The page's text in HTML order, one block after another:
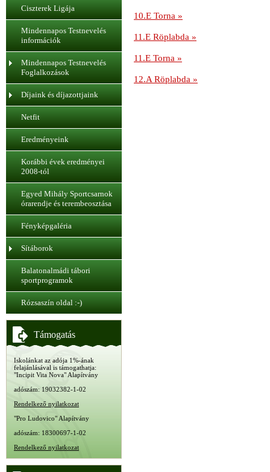
Ciszterek Ligája
Mindennapos Testnevelés
információk
Mindennapos Testnevelés
Foglalkozások
Díjaink és díjazottjaink
Netfit
Eredményeink
Korábbi évek eredményei
2008-tól
Egyed Mihály Sportcsarnok
órarendje és terembeosztása
Fényképgaléria
Sítáborok
Balatonalmádi tábori
sportprogramok
Rózsaszín oldal :-)
Támogatás
Iskolánkat az adója 1%-ának
felajánlásával is támogathatja:
"Incipit Vita Nova" Alapítvány
adószám: 19032382-1-02
Rendelkező nyilatkozat
"Pro Ludovico" Alapítvány
adószám: 18300697-1-02
Rendelkező nyilatkozat
10.E Torna »
11.E Röplabda »
11.E Torna »
12.A Röplabda »